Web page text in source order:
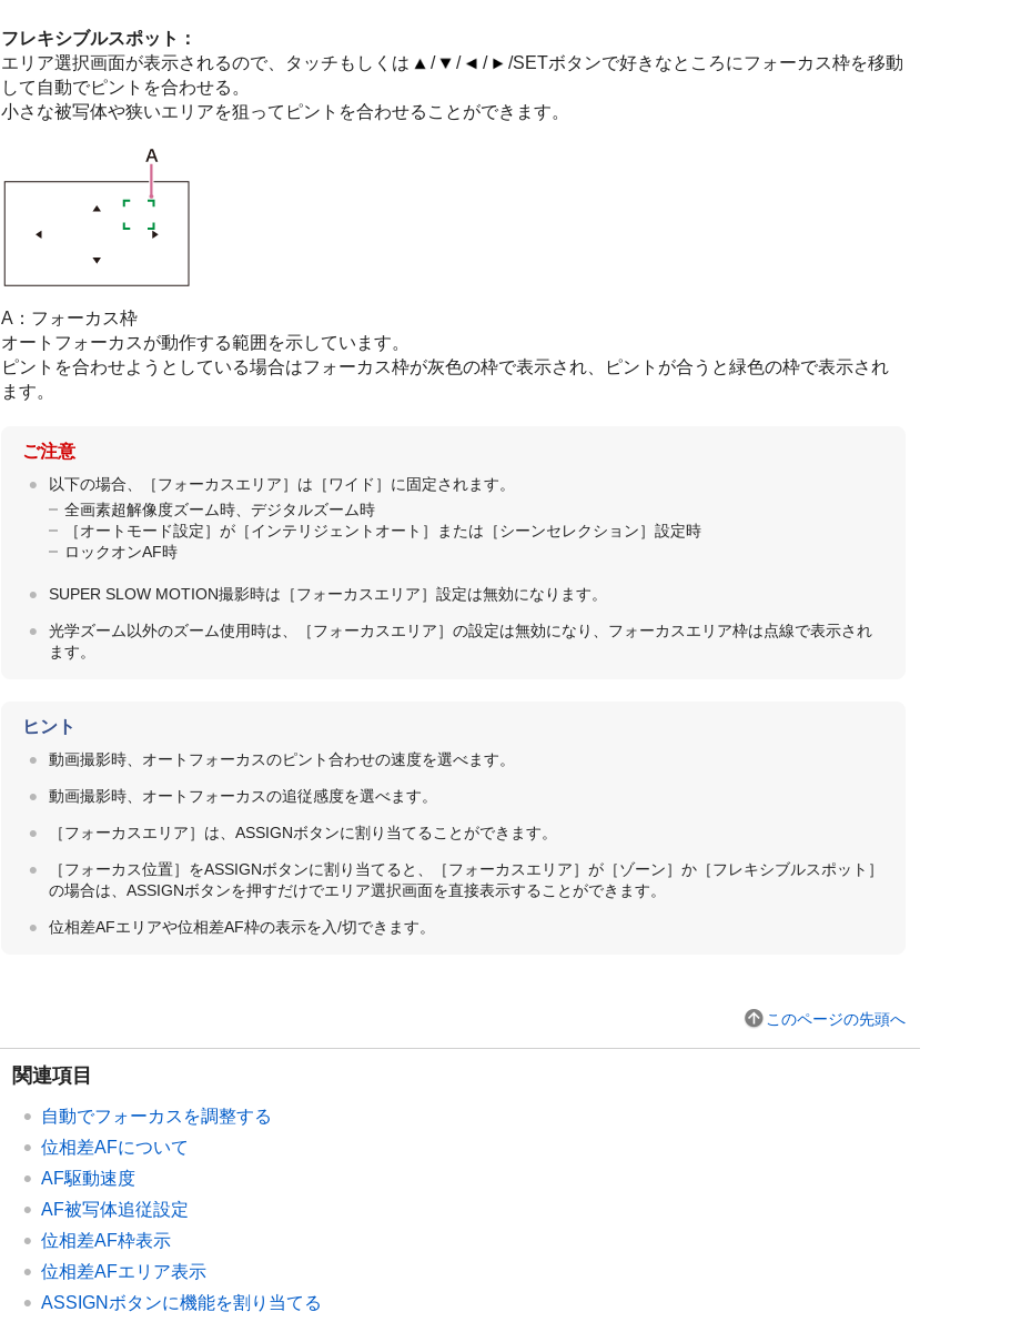
フレキシブルスポット：
エリア選択画面が表示されるので、タッチもしくは
/ / /
/SETボタンで好きなところにフォーカス枠を移動
して自動でピントを合わせる。
小さな被写体や狭いエリアを狙ってピントを合わせることができます。
A：フォーカス枠
オートフォーカスが動作する範囲を示しています。
ピントを合わせようとしている場合はフォーカス枠が灰色の枠で表示され、ピントが合うと緑色の枠で表示され
ます。
ご注意
以下の場合、［フォーカスエリア］は［ワイド］に固定されます。
全画素超解像度ズーム時、デジタルズーム時
［オートモード設定］が［インテリジェントオート］または［シーンセレクション］設定時
ロックオンAF時
SUPER SLOW MOTION撮影時は［フォーカスエリア］設定は無効になります。
光学ズーム以外のズーム使用時は、［フォーカスエリア］の設定は無効になり、フォーカスエリア枠は点線で表示され
ます。
ヒント
動画撮影時、オートフォーカスのピント合わせの速度を選べます。
動画撮影時、オートフォーカスの追従感度を選べます。
［フォーカスエリア］は、ASSIGNボタンに割り当てることができます。
［フォーカス位置］をASSIGNボタンに割り当てると、［フォーカスエリア］が［ゾーン］か［フレキシブルスポット］
の場合は、ASSIGNボタンを押すだけでエリア選択画面を直接表示することができます。
位相差AFエリアや位相差AF枠の表示を入/切できます。
このページの先頭へ
関連項目
自動でフォーカスを調整する
位相差AFについて
AF駆動速度
AF被写体追従設定
位相差AF枠表示
位相差AFエリア表示
ASSIGNボタンに機能を割り当てる